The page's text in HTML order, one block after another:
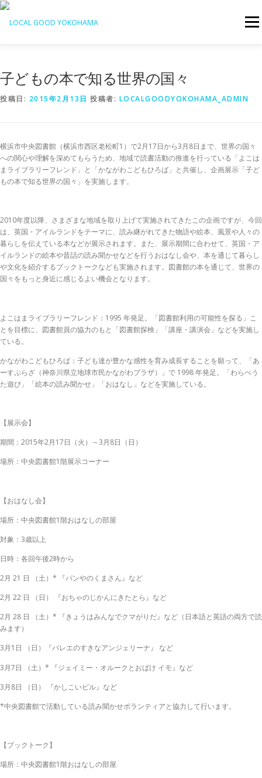
コ
ス
キ
ッ
メニ
子どもの本で知る世界の国々
投稿日: 2015年2月13日 投稿者: LOCALGOODYOKOHAMA_ADMIN
横浜市中央図書館（横浜市西区老松町1）で2月17日から3月8日まで、世界の国々
への関心や理解を深めてもらうため、地域で読書活動の推進を行っている「よこは
まライブラリーフレンド」と「かながわこどもひろば」と共催し、企画展示「子ど
もの本で知る世界の国々」を実施します。
2010年度以降、さまざまな地域を取り上げて実施されてきたこの企画ですが、今回
は、英国・アイルランドをテーマに、読み継がれてきた物語や絵本、風景や人々の
暮らしを伝えている本などが展示されます。また、展示期間に合わせて、英国・ア
イルランドの絵本や昔話の読み聞かせなどを行うおはなし会や、本を通じて暮らし
や文化を紹介するブックトークなども実施されます。図書館の本を通じて、世界の
国々をもっと身近に感じるよい機会となります。
よこはまライブラリーフレンド：1995 年発足。「図書館利用の可能性を探る」こ
とを目標に、図書館員の協力のもと「図書館探検」「講座・講演会」などを実施し
ている。
かながわこどもひろば：子ども達が豊かな感性を育み成長することを願って、「あ
ーすぷらざ（神奈川県立地球市民かながわプラザ）」で 1998 年発足。「わらべう
た遊び」「絵本の読み聞かせ」「おはなし」などを実施している。
【展示会】
期間：2015年2月17日（火）～3月8日（日）
場所：中央図書館1階展示コーナー
【おはなし会】
場所：中央図書館1階おはなしの部屋
対象：3歳以上
日時：各回午後2時から
2月 21 日 （土）* 『パンやのくまさん』など
2月 22 日 （日） 『おちゃのじかんにきたとら』など
2月 28 日 （土）* 『きょうはみんなでクマがりだ』など（日本語と英語の両方で読
みます）
3月1日 （日）『バレエのすきなアンジェリーナ』 など
3月7日 （土）* 『ジェイミー・オルークとおばけ イモ』など
3月8日 （日） 『かしこいビル』など
*中央図書館で活動している読み聞かせボランティアと協力して行います。
【ブックトーク】
場所：中央図書館1階おはなしの部屋